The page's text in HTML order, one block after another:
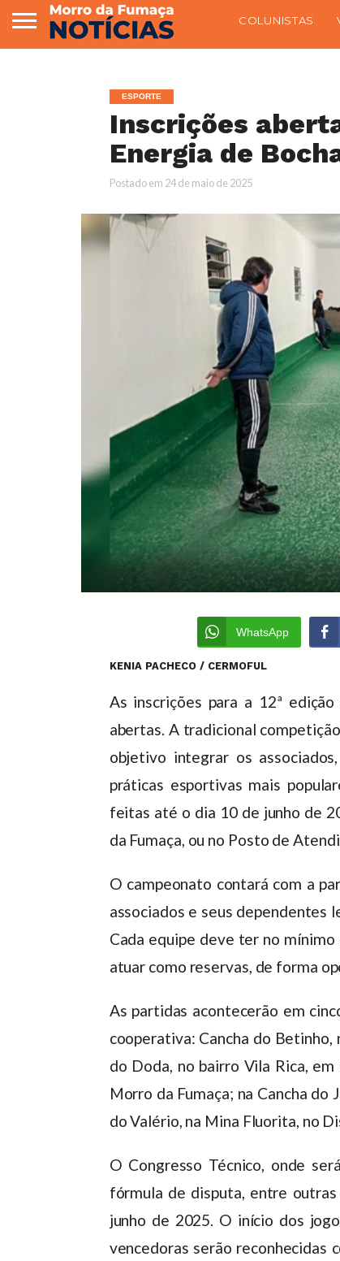
COLUNISTAS
ESPORTE
Inscrições
Energia de
Postado em 24 de maio de 2025
WhatsApp
KENIA PACHECO / CERMOFUL
As inscrições para a 12ª
abertas. A tradicional
objetivo integrar os
práticas esportivas mais
feitas até o dia 10 de junho de
da Fumaça, ou no Posto de
O campeonato contará com a
associados e seus dependentes
Cada equipe deve ter no
atuar como reservas, de forma
As partidas acontecerão em
cooperativa: Cancha do
do Doda, no bairro Vila Rica, em
Morro da Fumaça; na Cancha do
do Valério, na Mina Fluorita, no
O Congresso Técnico, onde
fórmula de disputa, entre
junho de 2025. O início dos
vencedoras serão reconhecidas